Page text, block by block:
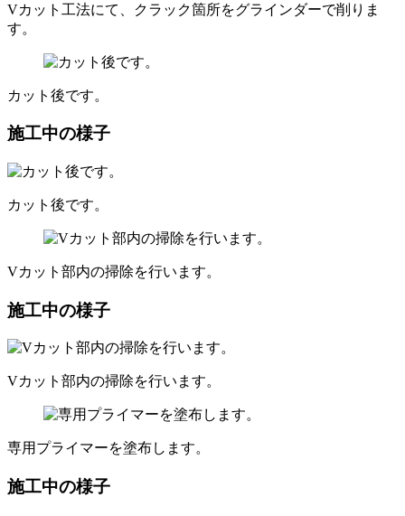
Vカット工法にて、クラック箇所をグラインダーで削りま
す。
カット後です。
施工中の様子
カット後です。
Vカット部内の掃除を行います。
施工中の様子
Vカット部内の掃除を行います。
専用プライマーを塗布します。
施工中の様子